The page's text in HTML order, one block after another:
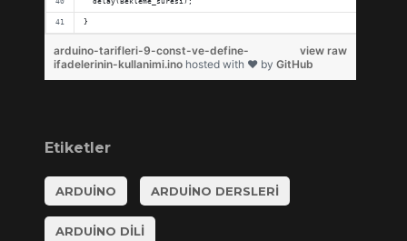
}
view raw
arduino-tarifleri-9-const-ve-define-
ifadelerinin-kullanimi.ino hosted with ❤ by GitHub
Etiketler
ARDUINO ARDUINO DERSLERI
ARDUINO DILI